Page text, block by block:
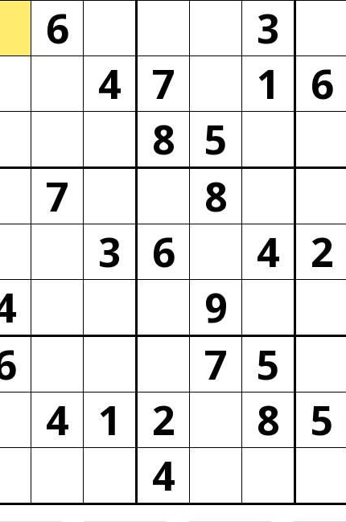
6
3
4 7 1 6
8 5
7
8
3
6 4
2
9
7 5
4 1 2 8
5
4